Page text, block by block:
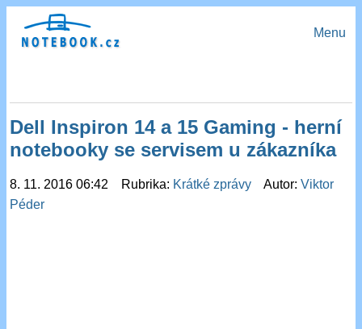
Menu
Dell Inspiron 14 a 15 Gaming - herní
notebooky se servisem u zákazníka
8. 11. 2016 06:42 Rubrika: Krátké zprávy Autor:Viktor
Péder